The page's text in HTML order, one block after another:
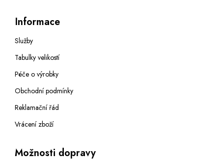
Informace
Služby
Tabulky velikostí
Péče o výrobky
Obchodní podmínky
Reklamační řád
Vrácení zboží
Možnosti dopravy